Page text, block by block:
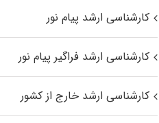
کارشناسی ارشد پیام نور
کارشناسی ارشد فراگیر پیام نور
کارشناسی ارشد خارج از کشور